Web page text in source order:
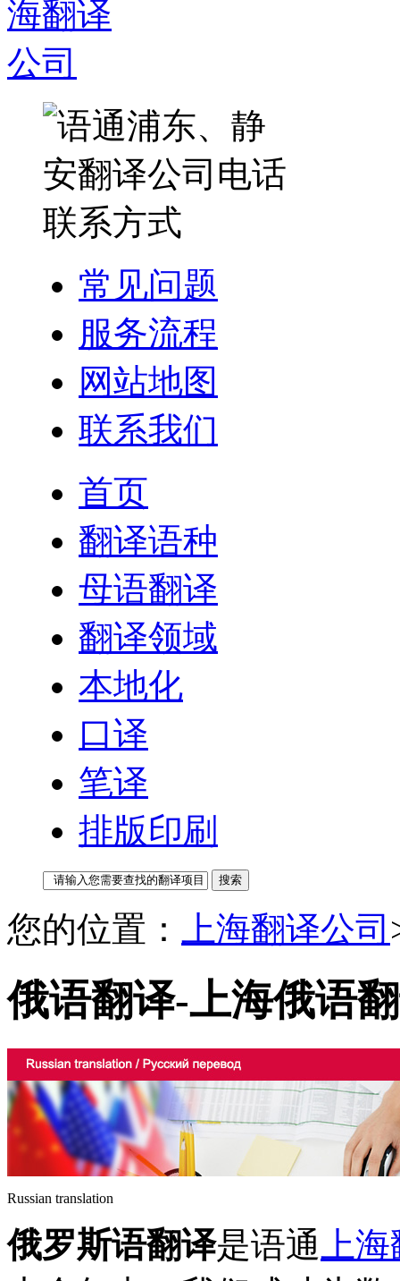
常见问题
服务流程
网站地图
联系我们
首页
翻译语种
母语翻译
翻译领域
本地化
口译
笔译
排版印刷
您的位置： 上海翻译公司
俄语翻译-上海俄语
Russian translation
俄罗斯语翻译是语通 上